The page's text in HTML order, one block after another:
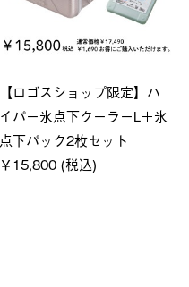
【ロゴスショップ限定】ハ
イパー氷点下クーラーL＋氷
点下パック2枚セット
￥15,800 (税込)